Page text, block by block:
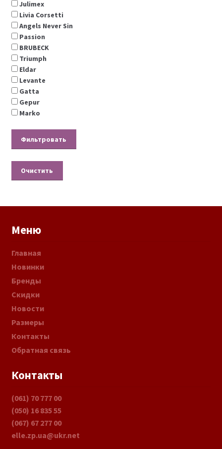
Julimex
Livia Corsetti
Angels Never Sin
Passion
BRUBECK
Triumph
Eldar
Levante
Gatta
Gepur
Marko
Очистить
Меню
Главная
Новинки
Бренды
Скидки
Новости
Размеры
Контакты
Обратная связь
Контакты
(061) 70 777 00
(050) 16 835 55
(067) 67 277 00
elle.zp.ua@ukr.net